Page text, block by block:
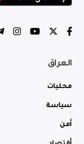
العراق
محليات
سياسة
أمن